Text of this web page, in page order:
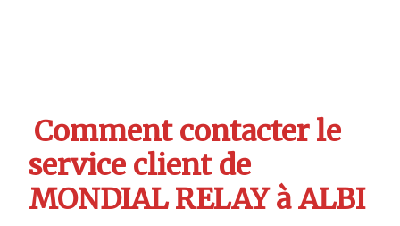
Comment contacter le
service client de
MONDIAL RELAY à ALBI